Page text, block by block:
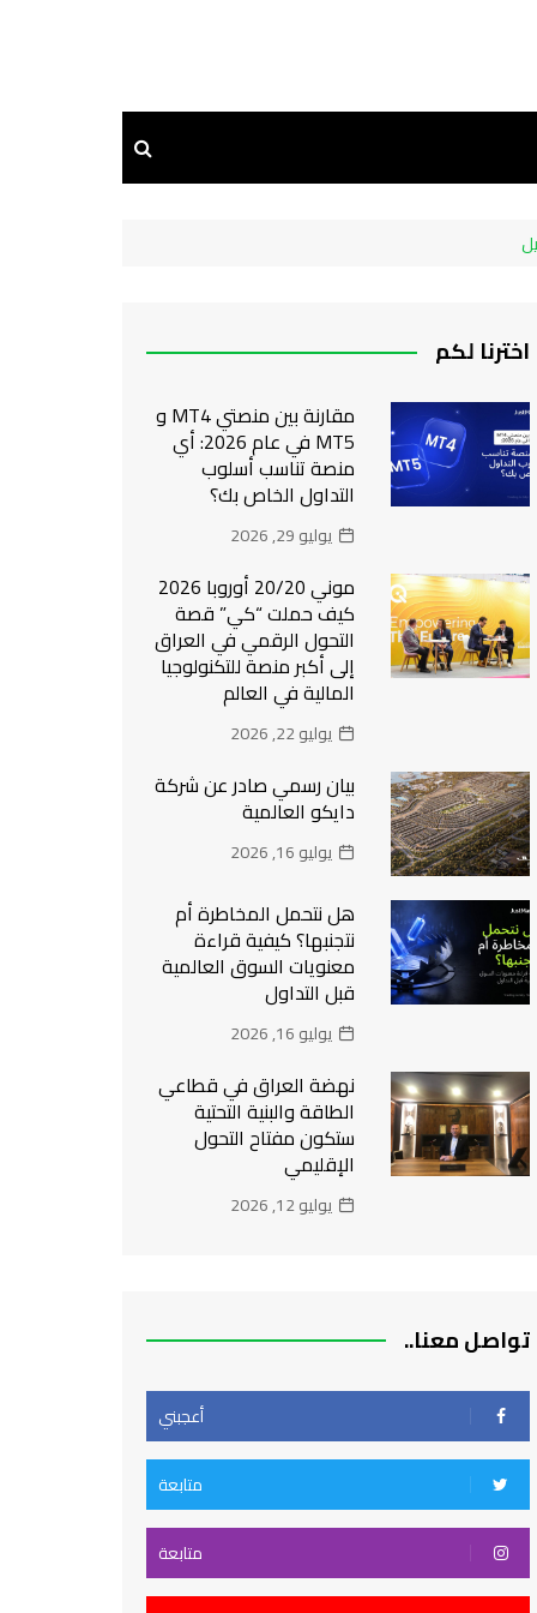
اخترنا لكم
مقارنة بين منصتي MT4 و
MT5 في عام 2026: أي
منصة تناسب أسلوب
التداول الخاص بك؟
يوليو 29, 2026
موني 20/20 أوروبا 2026
كيف حملت “كي” قصة
التحول الرقمي في العراق
إلى أكبر منصة للتكنولوجيا
المالية في العالم
يوليو 22, 2026
بيان رسمي صادر عن شركة
دايكو العالمية
يوليو 16, 2026
هل نتحمل المخاطرة أم
نتجنبها؟ كيفية قراءة
معنويات السوق العالمية
قبل التداول
يوليو 16, 2026
نهضة العراق في قطاعي
الطاقة والبنية التحتية
ستكون مفتاح التحول
الإقليمي
يوليو 12, 2026
تواصل معنا..
أعجبني
متابعة
متابعة